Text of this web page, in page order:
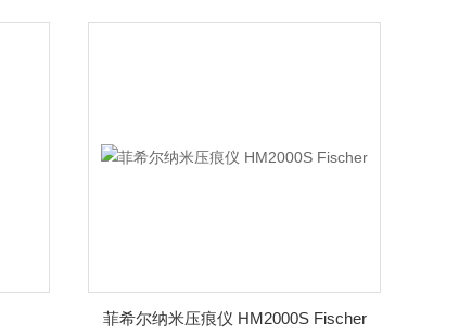
菲希尔纳米压痕仪 HM2000S Fischer